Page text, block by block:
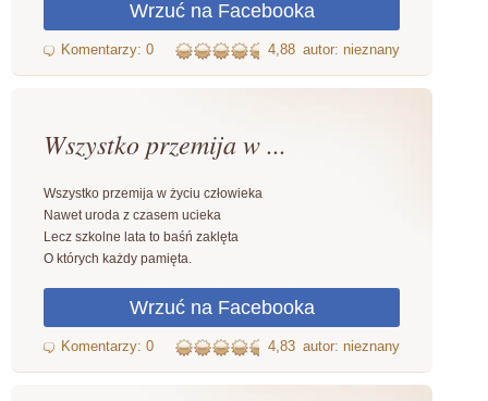
4,88 autor: nieznany
Wszystko przemija w ...
Wszystko przemija w życiu człowieka
Nawet uroda z czasem ucieka
Lecz szkolne lata to baśń zaklęta
O których każdy pamięta.
4,83 autor: nieznany